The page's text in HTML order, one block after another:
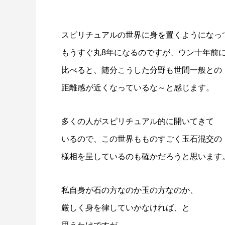
スピリチュアルの世界に身を置くようになっ
もうすぐ丸8年になるのですが、ウン十年前に
比べると、随分こうした分野も世間一般との
距離感が近くなっているな～と感じます。
多くの人がスピリチュアル的に開いてきて
いるので、この世界もものすごく玉石混交の
様相を呈しているのも確かだろうと思います
私自身が石の方なのか玉の方なのか、
厳しく身を律していかなければ、と